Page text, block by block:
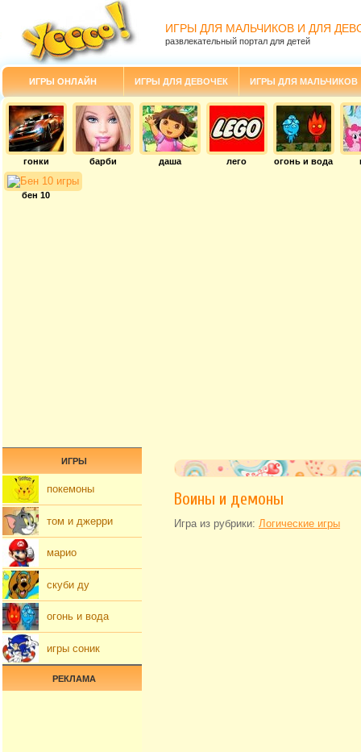
ИГРЫ ДЛЯ МАЛЬЧИКОВ И ДЛЯ
развлекательный портал для детей
ИГРЫ ОНЛАЙН ИГРЫ ДЛЯ ДЕВОЧЕК ИГРЫ ДЛЯ МАЛЬЧИКОВ
гонки барби даша лего огонь и вода
бен 10
Воины и демоны
Игра из рубрики: Логические игры
ИГРЫ
покемоны
том и джерри
марио
скуби ду
огонь и вода
игры соник
РЕКЛАМА